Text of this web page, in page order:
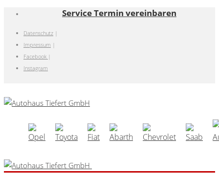
Service Termin vereinbaren
Datenschutz |
Impressum |
Facebook |
Instagram